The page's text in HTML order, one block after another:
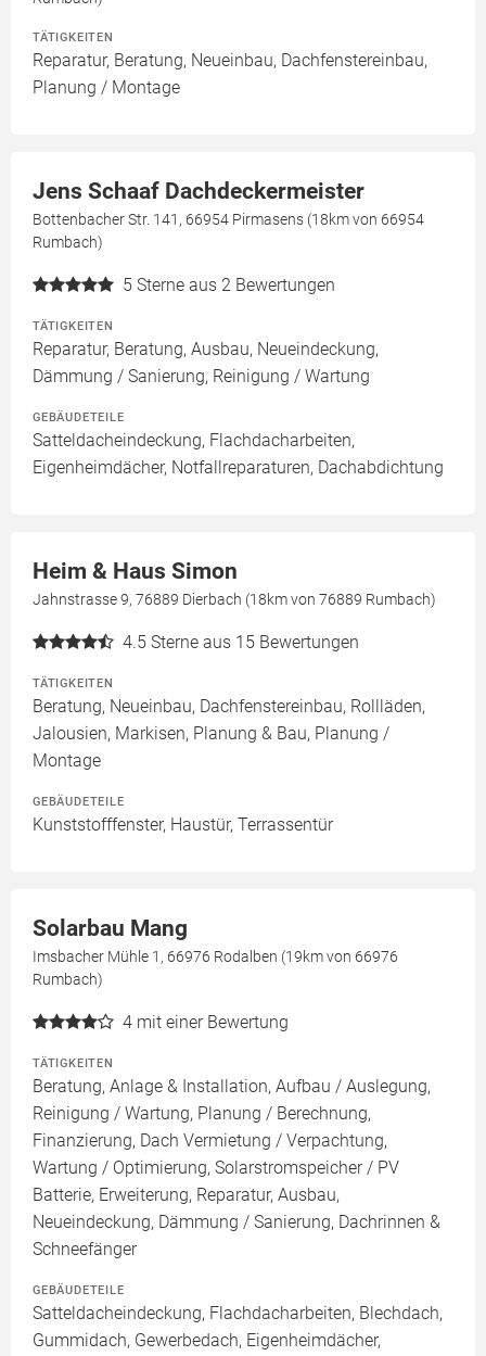
TÄTIGKEITEN
Reparatur, Beratung, Neueinbau, Dachfenstereinbau,
Planung / Montage
Jens Schaaf Dachdeckermeister
Bottenbacher Str. 141, 66954 Pirmasens (18km von 66954
Rumbach)
5 Sterne aus 2 Bewertungen
TÄTIGKEITEN
Reparatur, Beratung, Ausbau, Neueindeckung,
Dämmung / Sanierung, Reinigung / Wartung
GEBÄUDETEILE
Satteldacheindeckung, Flachdacharbeiten,
Eigenheimdächer, Notfallreparaturen, Dachabdichtung
Heim & Haus Simon
Jahnstrasse 9, 76889 Dierbach (18km von 76889 Rumbach)
4.5 Sterne aus 15 Bewertungen
TÄTIGKEITEN
Beratung, Neueinbau, Dachfenstereinbau, Rollläden,
Jalousien, Markisen, Planung & Bau, Planung /
Montage
GEBÄUDETEILE
Kunststofffenster, Haustür, Terrassentür
Solarbau Mang
Imsbacher Mühle 1, 66976 Rodalben (19km von 66976
Rumbach)
4 mit einer Bewertung
TÄTIGKEITEN
Beratung, Anlage & Installation, Aufbau / Auslegung,
Reinigung / Wartung, Planung / Berechnung,
Finanzierung, Dach Vermietung / Verpachtung,
Wartung / Optimierung, Solarstromspeicher / PV
Batterie, Erweiterung, Reparatur, Ausbau,
Neueindeckung, Dämmung / Sanierung, Dachrinnen &
Schneefänger
GEBÄUDETEILE
Satteldacheindeckung, Flachdacharbeiten, Blechdach,
Gummidach, Gewerbedach, Eigenheimdächer,